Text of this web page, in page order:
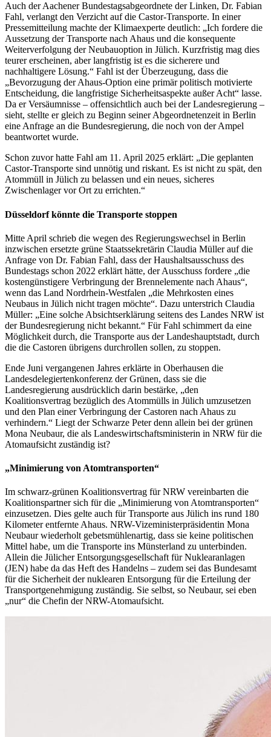
Auch der Aachener Bundestagsabgeordnete der Linken, Dr. Fabian
Fahl, verlangt den Verzicht auf die Castor-Transporte. In einer
Pressemitteilung machte der Klimaexperte deutlich: „Ich fordere die
Aussetzung der Transporte nach Ahaus und die konsequente
Weiterverfolgung der Neubauoption in Jülich. Kurzfristig mag dies
teurer erscheinen, aber langfristig ist es die sicherere und
nachhaltigere Lösung.“ Fahl ist der Überzeugung, dass die
„Bevorzugung der Ahaus-Option eine primär politisch motivierte
Entscheidung, die langfristige Sicherheitsaspekte außer Acht“ lasse.
Da er Versäumnisse – offensichtlich auch bei der Landesregierung –
sieht, stellte er gleich zu Beginn seiner Abgeordnetenzeit in Berlin
eine Anfrage an die Bundesregierung, die noch von der Ampel
beantwortet wurde.
Schon zuvor hatte Fahl am 11. April 2025 erklärt: „Die geplanten
Castor-Transporte sind unnötig und riskant. Es ist nicht zu spät, den
Atommüll in Jülich zu belassen und ein neues, sicheres
Zwischenlager vor Ort zu errichten.“
Düsseldorf könnte die Transporte stoppen
Mitte April schrieb die wegen des Regierungswechsel in Berlin
inzwischen ersetzte grüne Staatssekretärin Claudia Müller auf die
Anfrage von Dr. Fabian Fahl, dass der Haushaltsausschuss des
Bundestags schon 2022 erklärt hätte, der Ausschuss fordere „die
kostengünstigere Verbringung der Brennelemente nach Ahaus“,
wenn das Land Nordrhein-Westfalen „die Mehrkosten eines
Neubaus in Jülich nicht tragen möchte“. Dazu unterstrich Claudia
Müller: „Eine solche Absichtserklärung seitens des Landes NRW ist
der Bundesregierung nicht bekannt.“ Für Fahl schimmert da eine
Möglichkeit durch, die Transporte aus der Landeshauptstadt, durch
die die Castoren übrigens durchrollen sollen, zu stoppen.
Ende Juni vergangenen Jahres erklärte in Oberhausen die
Landesdelegiertenkonferenz der Grünen, dass sie die
Landesregierung ausdrücklich darin bestärke, „den
Koalitionsvertrag bezüglich des Atommülls in Jülich umzusetzen
und den Plan einer Verbringung der Castoren nach Ahaus zu
verhindern.“ Liegt der Schwarze Peter denn allein bei der grünen
Mona Neubaur, die als Landeswirtschaftsministerin in NRW für die
Atomaufsicht zuständig ist?
„Minimierung von Atomtransporten“
Im schwarz-grünen Koalitionsvertrag für NRW vereinbarten die
Koalitionspartner sich für die „Minimierung von Atomtransporten“
einzusetzen. Dies gelte auch für Transporte aus Jülich ins rund 180
Kilometer entfernte Ahaus. NRW-Vizeministerpräsidentin Mona
Neubaur wiederholt gebetsmühlenartig, dass sie keine politischen
Mittel habe, um die Transporte ins Münsterland zu unterbinden.
Allein die Jülicher Entsorgungsgesellschaft für Nuklearanlagen
(JEN) habe da das Heft des Handelns – zudem sei das Bundesamt
für die Sicherheit der nuklearen Entsorgung für die Erteilung der
Transportgenehmigung zuständig. Sie selbst, so Neubaur, sei eben
„nur“ die Chefin der NRW-Atomaufsicht.